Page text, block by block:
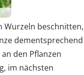
Wurzeln beschnitten,
dementsprechend
den Pflanzen
im nächsten